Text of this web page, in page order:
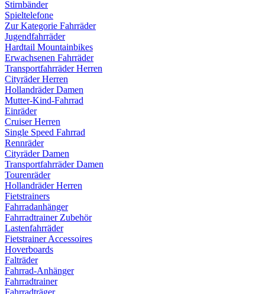
Stirnbänder
Spieltelefone
Zur Kategorie Fahrräder
Jugendfahrräder
Hardtail Mountainbikes
Erwachsenen Fahrräder
Transportfahrräder Herren
Cityräder Herren
Hollandräder Damen
Mutter-Kind-Fahrrad
Einräder
Cruiser Herren
Single Speed Fahrrad
Rennräder
Cityräder Damen
Transportfahrräder Damen
Tourenräder
Hollandräder Herren
Fietstrainers
Fahrradanhänger
Fahrradtrainer Zubehör
Lastenfahrräder
Fietstrainer Accessoires
Hoverboards
Falträder
Fahrrad-Anhänger
Fahrradtrainer
Fahrradträger